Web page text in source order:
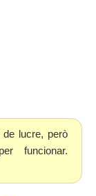
lucre, però
funcionar.